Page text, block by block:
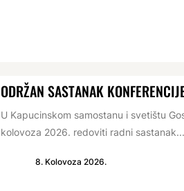
ODRŽAN SASTANAK
U Kapucinskom samostanu i svetištu
kolovoza 2026. redoviti radni sastanak...
8. Kolovoza 2026.